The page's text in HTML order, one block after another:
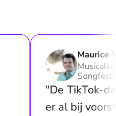
Maurice
"De TikTok-
er al bij